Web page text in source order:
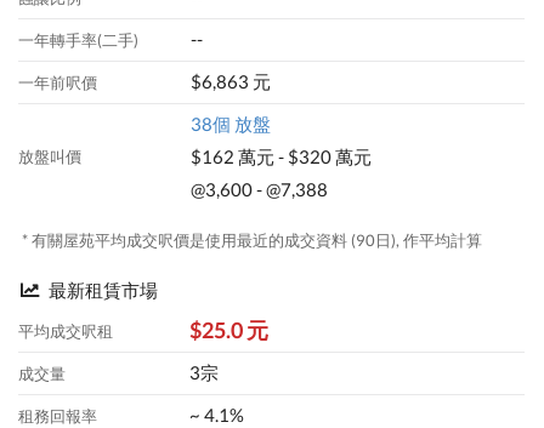
一年轉手率(二手) --
一年前呎價 $6,863 元
放盤叫價
38個 放盤
$162 萬元 - $320 萬元
@3,600 - @7,388
* 有關屋苑平均成交呎價是使用最近的成交資料 (90日), 作平均計算
最新租賃市場
平均成交呎租 $25.0 元
成交量 3宗
租務回報率 ~ 4.1%